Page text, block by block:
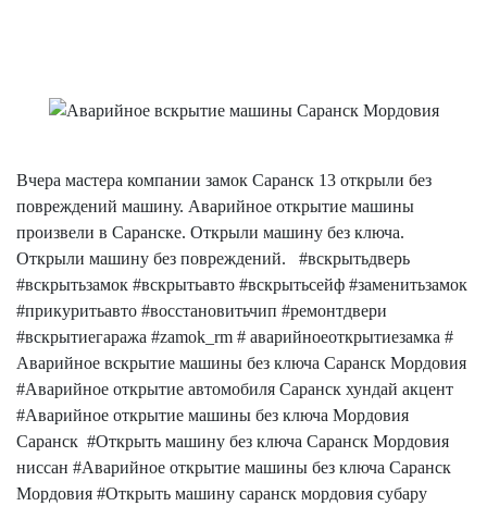
Вчера мастера компании замок Саранск 13 открыли без
повреждений машину. Аварийное открытие машины
произвели в Саранске. Открыли машину без ключа.
Открыли машину без повреждений. #вскрытьдверь
#вскрытьзамок #вскрытьавто #вскрытьсейф #заменитьзамок
#прикуритьавто #восстановитьчип #ремонтдвери
#вскрытиегаража #zamok_rm # аварийноеоткрытиезамка #
Аварийное вскрытие машины без ключа Саранск Мордовия
#Аварийное открытие автомобиля Саранск хундай акцент
#Аварийное открытие машины без ключа Мордовия
Саранск #Открыть машину без ключа Саранск Мордовия
ниссан #Аварийное открытие машины без ключа Саранск
Мордовия #Открыть машину саранск мордовия субару